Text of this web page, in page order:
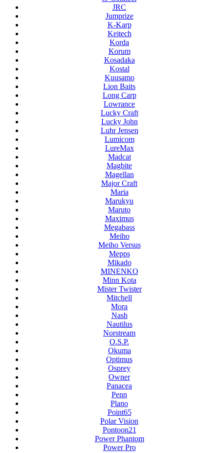
JRC
Jumprize
K-Karp
Keitech
Korda
Korum
Kosadaka
Kostal
Kuusamo
Lion Baits
Long Carp
Lowrance
Lucky Craft
Lucky John
Luhr Jensen
Lumicom
LureMax
Madcat
Magbite
Magellan
Major Craft
Maria
Marukyu
Maruto
Maximus
Megabass
Meiho
Meiho Versus
Mepps
Mikado
MINENKO
Minn Kota
Mister Twister
Mitchell
Mora
Nash
Nautilus
Norstream
O.S.P.
Okuma
Optimus
Osprey
Owner
Panacea
Penn
Plano
Point65
Polar Vision
Pontoon21
Power Phantom
Power Pro